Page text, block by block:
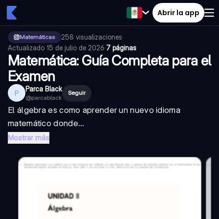
Abrir la app
Matemáticas 258 visualizaciones·
Actualizado 15 de julio de 2026·7 páginas
Matemática: Guía Completa para el
Examen
P Parca Black
@parcablack
Seguir
El álgebra es como aprender un nuevo idioma
matemático donde...
Mostrar más